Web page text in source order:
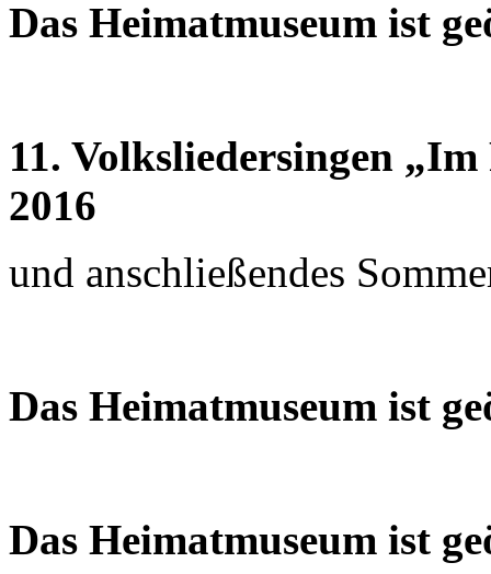
Das Heimatmuseum ist
11. Volksliedersingen
2016
und anschließendes
Das Heimatmuseum ist
Das Heimatmuseum ist